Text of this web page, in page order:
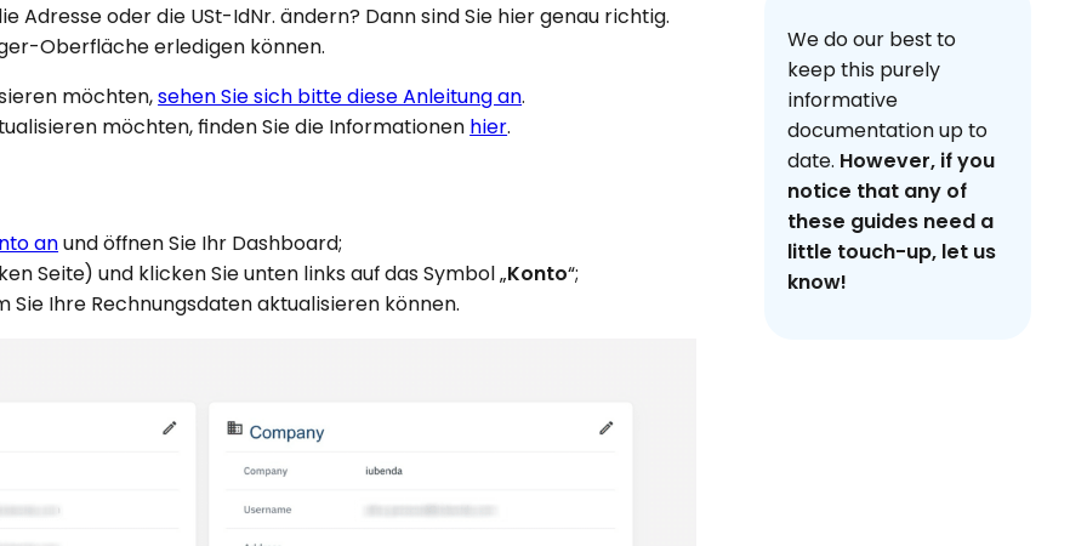
Adresse oder die USt-IdNr. ändern? Dann sind Sie hier genau richtig.
Oberfläche erledigen können.
möchten,sehen Sie sich bitte diese Anleitung an.
möchten, finden Sie die Informationen hier.
anund öffnen Sie Ihr Dashboard;
Seite) und klicken Sie unten links auf das Symbol „Konto“;
Ihre Rechnungsdaten aktualisieren können.
We do our best to
keep this purely
informative
documentation up to
date. However, if you
notice that any of
these guides need a
little touch-up, let us
know!